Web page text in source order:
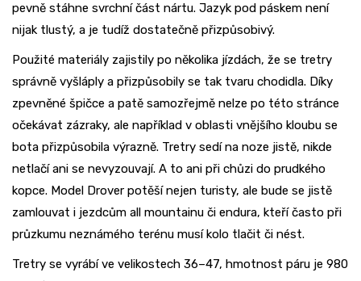
pevně stáhne svrchní část nártu. Jazyk pod páskem není
nijak tlustý, a je tudíž dostatečně přizpůsobivý.
Použité materiály zajistily po několika jízdách, že se tretry
správně vyšláply a přizpůsobily se tak tvaru chodidla. Díky
zpevněné špičce a patě samozřejmě nelze po této stránce
očekávat zázraky, ale například v oblasti vnějšího kloubu se
bota přizpůsobila výrazně. Tretry sedí na noze jistě, nikde
netlačí ani se nevyzouvají. A to ani při chůzi do prudkého
kopce. Model Drover potěší nejen turisty, ale bude se jistě
zamlouvat i jezdcům all mountainu či endura, kteří často při
průzkumu neznámého terénu musí kolo tlačit či nést.
Tretry se vyrábí ve velikostech 36–47, hmotnost páru je 980